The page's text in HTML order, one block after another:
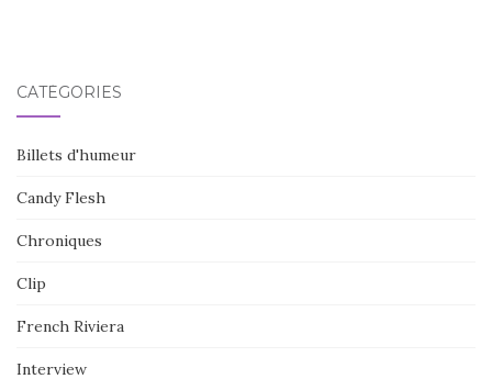
CATÉGORIES
Billets d'humeur
Candy Flesh
Chroniques
Clip
French Riviera
Interview